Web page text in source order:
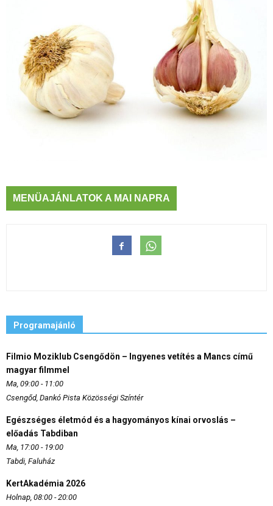
MENÜAJÁNLATOK A MAI NAPRA
Programajánló
Filmio Moziklub Csengődön – Ingyenes vetítés a Mancs című
magyar filmmel
Ma, 09:00 - 11:00
Csengőd, Dankó Pista Közösségi Színtér
Egészséges életmód és a hagyományos kínai orvoslás –
előadás Tabdiban
Ma, 17:00 - 19:00
Tabdi, Faluház
KertAkadémia 2026
Holnap, 08:00 - 20:00